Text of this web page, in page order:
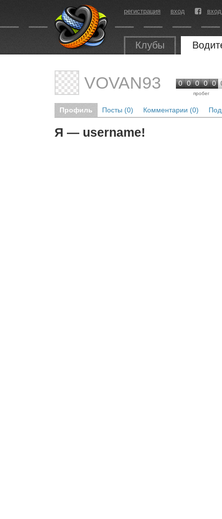
регистрация вход
Клубы
VOVAN93 0 0 0 0 0
пробег
Профиль Посты (0) Комментарии (0)
Я — username!